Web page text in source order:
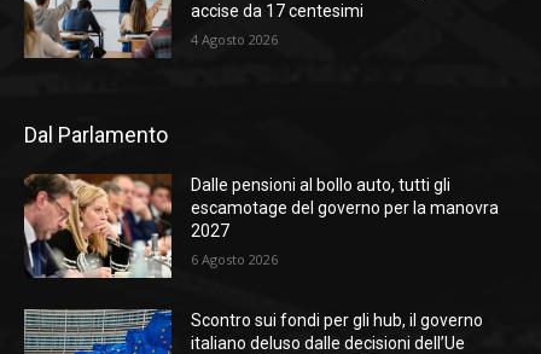
accise da 17 centesimi
4 Agosto 2026
Dal Parlamento
Dalle pensioni al bollo auto, tutti gli
escamotage del governo per la manovra
2027
6 Agosto 2026
Scontro sui fondi per gli hub, il governo
italiano deluso dalle decisioni dell’Ue